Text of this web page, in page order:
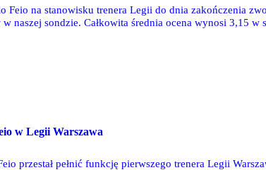
Feio na stanowisku trenera Legii do dnia zakończenia
naszej sondzie. Całkowita średnia ocena wynosi 3,15
w Legii Warszawa
przestał pełnić funkcję pierwszego trenera Legii